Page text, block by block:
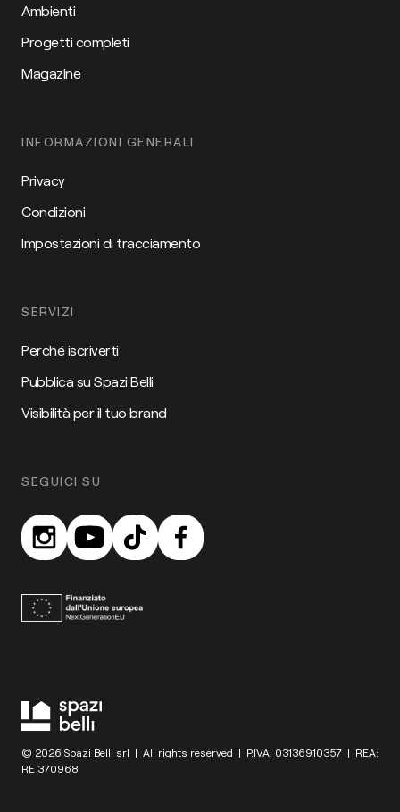
Ambienti
Progetti completi
Magazine
INFORMAZIONI GENERALI
Privacy
Condizioni
Impostazioni di tracciamento
SERVIZI
Perché iscriverti
Pubblica su Spazi Belli
Visibilità per il tuo brand
SEGUICI SU
© 2026 Spazi Belli srl | All rights reserved | P.IVA: 03136910357 | REA:
RE 370968